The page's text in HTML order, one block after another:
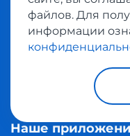
Популярные
Категории
Наше
файлов. Для
информации